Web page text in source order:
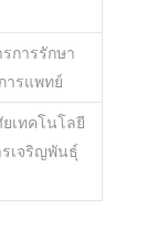
การรักษา
ารแพทย์
เทคโนโลยี
เจริญพันธุ์